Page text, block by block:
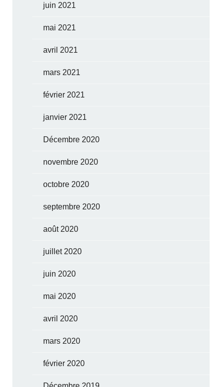
juin 2021
mai 2021
avril 2021
mars 2021
février 2021
janvier 2021
Décembre 2020
novembre 2020
octobre 2020
septembre 2020
août 2020
juillet 2020
juin 2020
mai 2020
avril 2020
mars 2020
février 2020